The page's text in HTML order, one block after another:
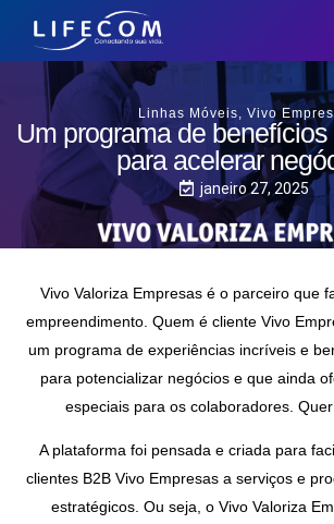
Linhas Móveis Vivo
Um programa de
para acelerar
janeiro 27, 2025
Vivo Valoriza Empresas é o parceiro que
empreendimento. Quem é cliente Vivo
um programa de experiências incríveis e
para potencializar negócios e que ainda
especiais para os colaboradores.
A plataforma foi pensada e criada para
clientes B2B Vivo Empresas a serviços e
estratégicos. Ou seja, o Vivo Valoriza